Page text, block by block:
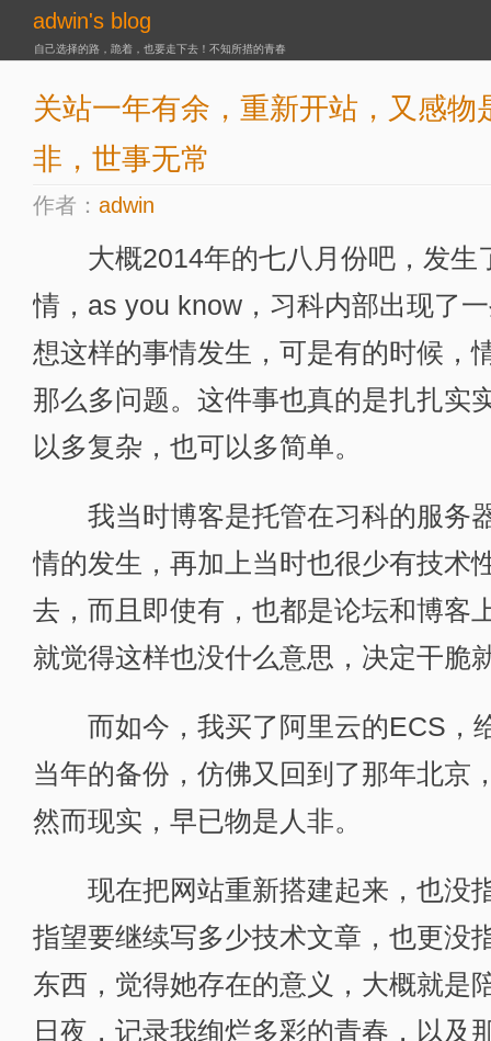
adwin's blog
自己选择的路，跪着，也要走下去！不知所措的青春
关站一年有余，重新开站，又感物
非，世事无常
作者： adwin
大概2014年的七八月份吧，发生
情，as you know，习科内部出现了
想这样的事情发生，可是有的时候，
那么多问题。这件事也真的是扎扎实
以多复杂，也可以多简单。
我当时博客是托管在习科的服务
情的发生，再加上当时也很少有技术
去，而且即使有，也都是论坛和博客
就觉得这样也没什么意思，决定干脆
而如今，我买了阿里云的ECS，
当年的备份，仿佛又回到了那年北京
然而现实，早已物是人非。
现在把网站重新搭建起来，也没
指望要继续写多少技术文章，也更没
东西，觉得她存在的意义，大概就是
日夜，记录我绚烂多彩的青春，以及